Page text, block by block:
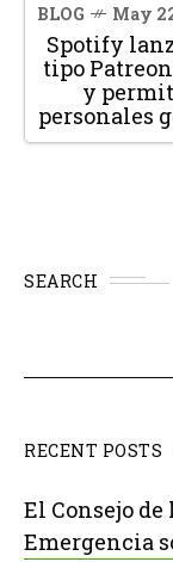
BLOG May
Spotify
tipo
y
personales
SEARCH
RECENT POSTS
El Consejo
Emergencia